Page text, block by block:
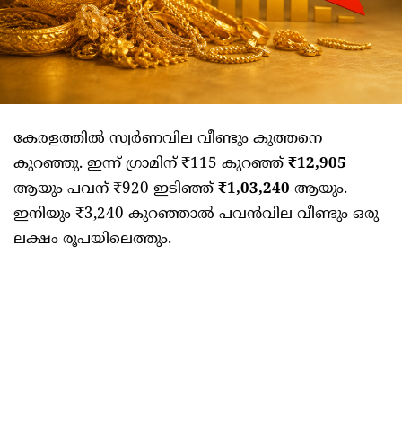
കേരളത്തിൽ സ്വർണവില വീണ്ടും കുത്തനെ
കുറഞ്ഞു. ഇന്ന് ഗ്രാമിന് ₹115 കുറഞ്ഞ്₹12,905
ആയും പവന് ₹920 ഇടിഞ്ഞ്₹1,03,240 ആയും.
ഇനിയും ₹3,240 കുറഞ്ഞാൽ പവൻവില വീണ്ടും ഒരു
ലക്ഷം രൂപയിലെത്തും.